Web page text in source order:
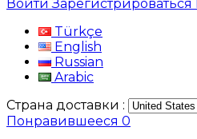
ВойтиЗарегистрироваться
Türkçe
English
Russian
Arabic
Страна доставки :
Понравившееся 0